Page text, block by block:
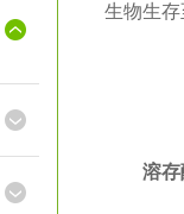
生物生
溶